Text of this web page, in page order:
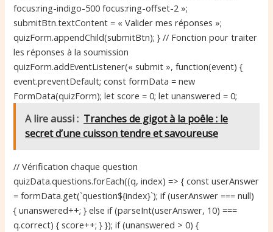
focus:ring-indigo-500 focus:ring-offset-2 »;
submitBtn.textContent = « Valider mes réponses »;
quizForm.appendChild(submitBtn); } // Fonction pour traiter
les réponses à la soumission
quizForm.addEventListener(« submit », function(event) {
event.preventDefault; const formData = new
FormData(quizForm); let score = 0; let unanswered = 0;
A lire aussi : Tranches de gigot à la poêle : le
secret d’une cuisson tendre et savoureuse
// Vérification chaque question
quizData.questions.forEach((q, index) => { const userAnswer
= formData.get(`question${index}`); if (userAnswer === null)
{ unanswered++; } else if (parseInt(userAnswer, 10) ===
q.correct) { score++; } }); if (unanswered > 0) {